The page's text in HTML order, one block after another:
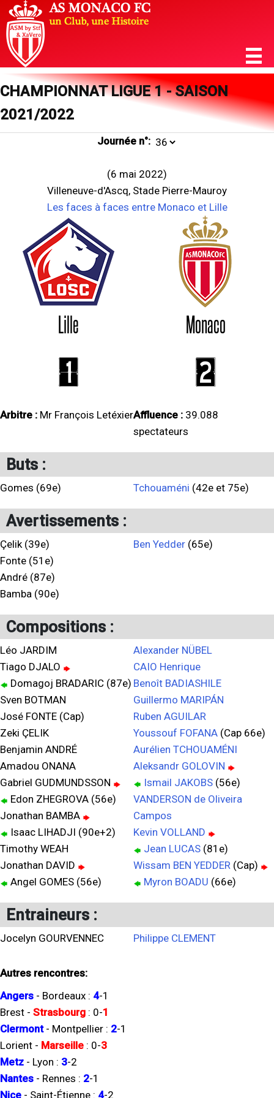
CHAMPIONNAT LIGUE 1 - SAISON
2021/2022
Journée n°:
(6 mai 2022)
Villeneuve-d'Ascq, Stade Pierre-Mauroy
Les faces à faces entre Monaco et Lille
Lille Monaco
1 2
Arbitre : Mr François LetéxierAffluence : 39.088
spectateurs
Buts :
Gomes (69e) Tchouaméni (42e et 75e)
Avertissements :
Çelik (39e)
Fonte (51e)
André (87e)
Bamba (90e)
Ben Yedder (65e)
Compositions :
Léo JARDIM
Tiago DJALO
Domagoj BRADARIC (87e)
Sven BOTMAN
José FONTE (Cap)
Zeki ÇELIK
Benjamin ANDRÉ
Amadou ONANA
Gabriel GUDMUNDSSON
Edon ZHEGROVA (56e)
Jonathan BAMBA
Isaac LIHADJI (90e+2)
Timothy WEAH
Jonathan DAVID
Angel GOMES (56e)
Alexander NÜBEL
CAIO Henrique
Benoît BADIASHILE
Guillermo MARIPÁN
Ruben AGUILAR
Youssouf FOFANA (Cap 66e)
Aurélien TCHOUAMÉNI
Aleksandr GOLOVIN
Ismail JAKOBS (56e)
VANDERSON de Oliveira
Campos
Kevin VOLLAND
Jean LUCAS (81e)
Wissam BEN YEDDER (Cap)
Myron BOADU (66e)
Entraineurs :
Jocelyn GOURVENNEC Philippe CLEMENT
Autres rencontres:
Angers - Bordeaux : 4-1
Brest - Strasbourg : 0-1
Clermont- Montpellier : 2-1
Lorient - Marseille : 0-3
Metz - Lyon : 3-2
Nantes - Rennes : 2-1
Nice - Saint-Étienne : 4-2